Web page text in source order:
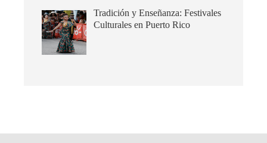
Tradición y Enseñanza: Festivales
Culturales en Puerto Rico